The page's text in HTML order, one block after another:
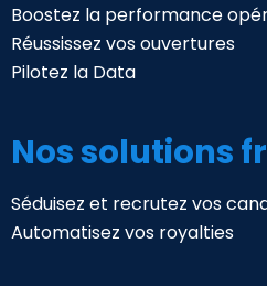
Boostez la performance
Réussissez vos ouvertures
Pilotez la Data
Nos solutions
Séduisez et recrutez vos
Automatisez vos royalties